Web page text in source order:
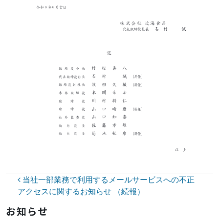
投稿ナビゲーション
当社一部業務で利用するメールサービスへの不正
アクセスに関するお知らせ （続報）
お知らせ